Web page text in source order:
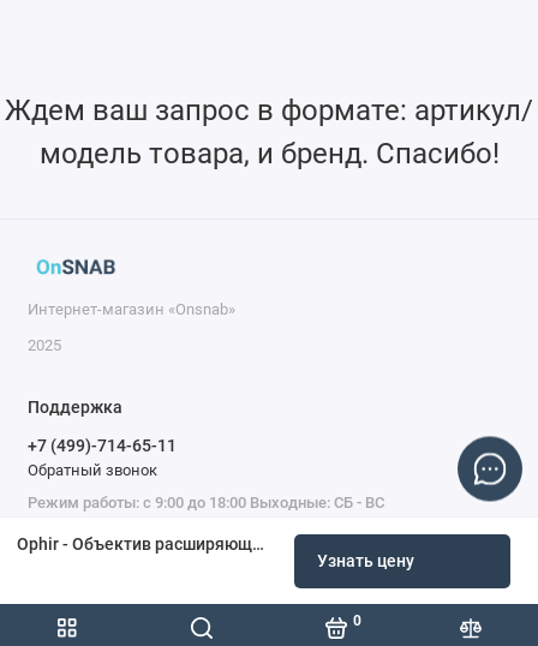
0
Ophir - Объектив расширяющего луча микроскопа, 6-кратное увеличение, встраиваемая камера 4,5 мм и камера с креплением CS
Узнать цену
ND3, а также регулируемый аттенюатор, чтобы
адаптировать камеру к широкому диапазону
Ждем ваш запрос в формате: артикул/
модель товара, и бренд. Спасибо!
Интернет-магазин «Onsnab»
2025
Поддержка
+7 (499)-714-65-11
Обратный звонок
Режим работы: с 9:00 до 18:00 Выходные: СБ - ВС